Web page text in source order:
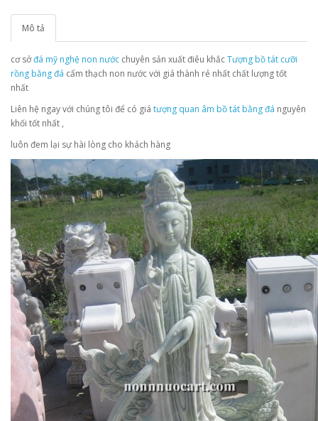
Mô tả
cơ sởđá mỹ nghệ non nước chuyên sản xuất điêu khắcTượng bồ tát cưỡi
rồng bằng đá cẩm thạch non nước với giá thành rẻ nhất chất lượng tốt
nhất
Liên hệ ngay với chúng tôi để có giá tượng quan âm bồ tát bằng đá nguyên
khối tốt nhất ,
luôn đem lại sự hài lòng cho khách hàng